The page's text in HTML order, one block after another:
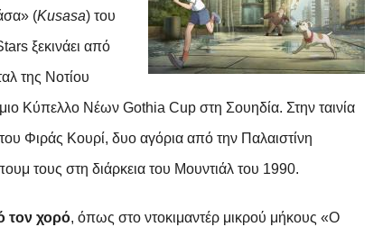
(Kusasa) του
ξεκινάει από
της Νοτίου
Κύπελλο ΝέωνGothia Cup στη Σουηδία. Στην ταινία
Φιράς Κουρί, δυο αγόρια από την Παλαιστίνη
τους στη διάρκεια του Μουντιάλ του 1990.
τον χορό, όπως στο ντοκιμαντέρ μικρού μήκους «Ο